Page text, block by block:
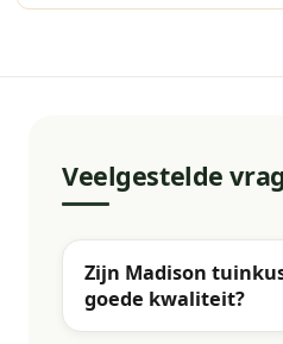
Veelgestelde
Zijn Madison
goede kwaliteit?